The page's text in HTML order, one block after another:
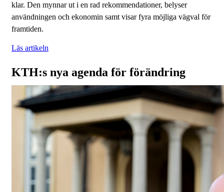
klar. Den mynnar ut i en rad rekommendationer, belyser
användningen och ekonomin samt visar fyra möjliga vägval för
framtiden.
Läs artikeln
KTH:s nya agenda för förändring